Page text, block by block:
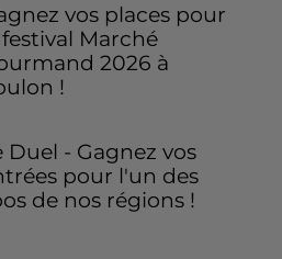
vos places pour
festival Marché
2026 à
!
Duel - Gagnez vos
pour l'un des
de nos régions !